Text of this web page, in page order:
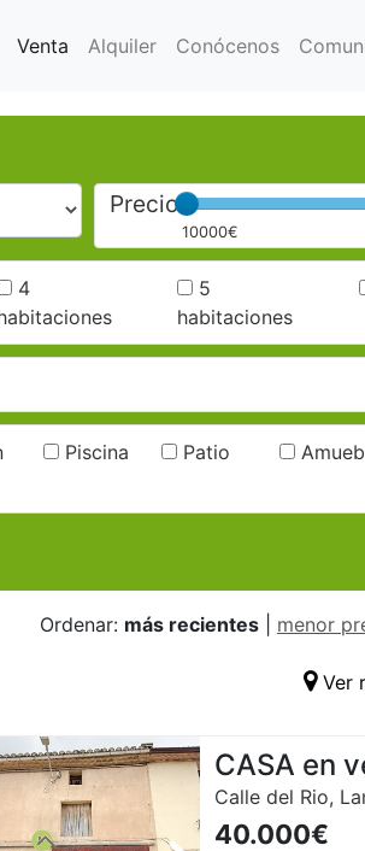
Venta Alquiler Conócenos
Precio
10000€
4
5
habitaciones
Piscina Patio
Ordenar: más recientes menor
Ver
CASA en
Calle del Rio,
40.000€